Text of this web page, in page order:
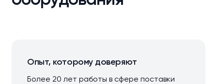
Опыт, которому доверяют
Более 20 лет работы в сфере поставки